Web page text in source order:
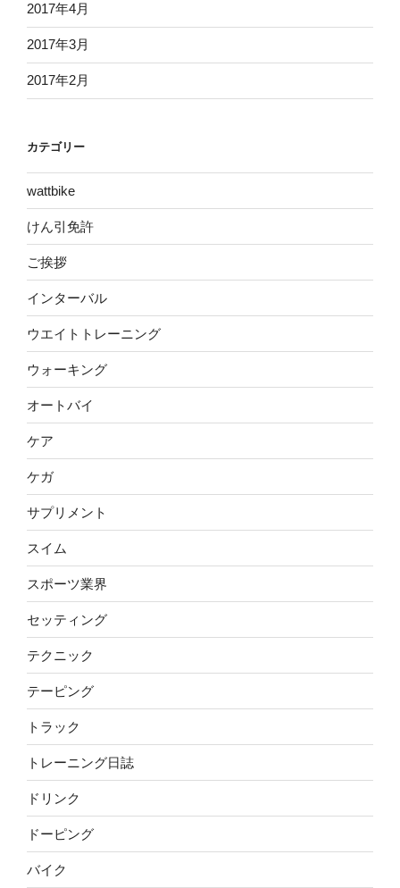
2017年4月
2017年3月
2017年2月
カテゴリー
wattbike
けん引免許
ご挨拶
インターバル
ウエイトトレーニング
ウォーキング
オートバイ
ケア
ケガ
サプリメント
スイム
スポーツ業界
セッティング
テクニック
テーピング
トラック
トレーニング日誌
ドリンク
ドーピング
バイク